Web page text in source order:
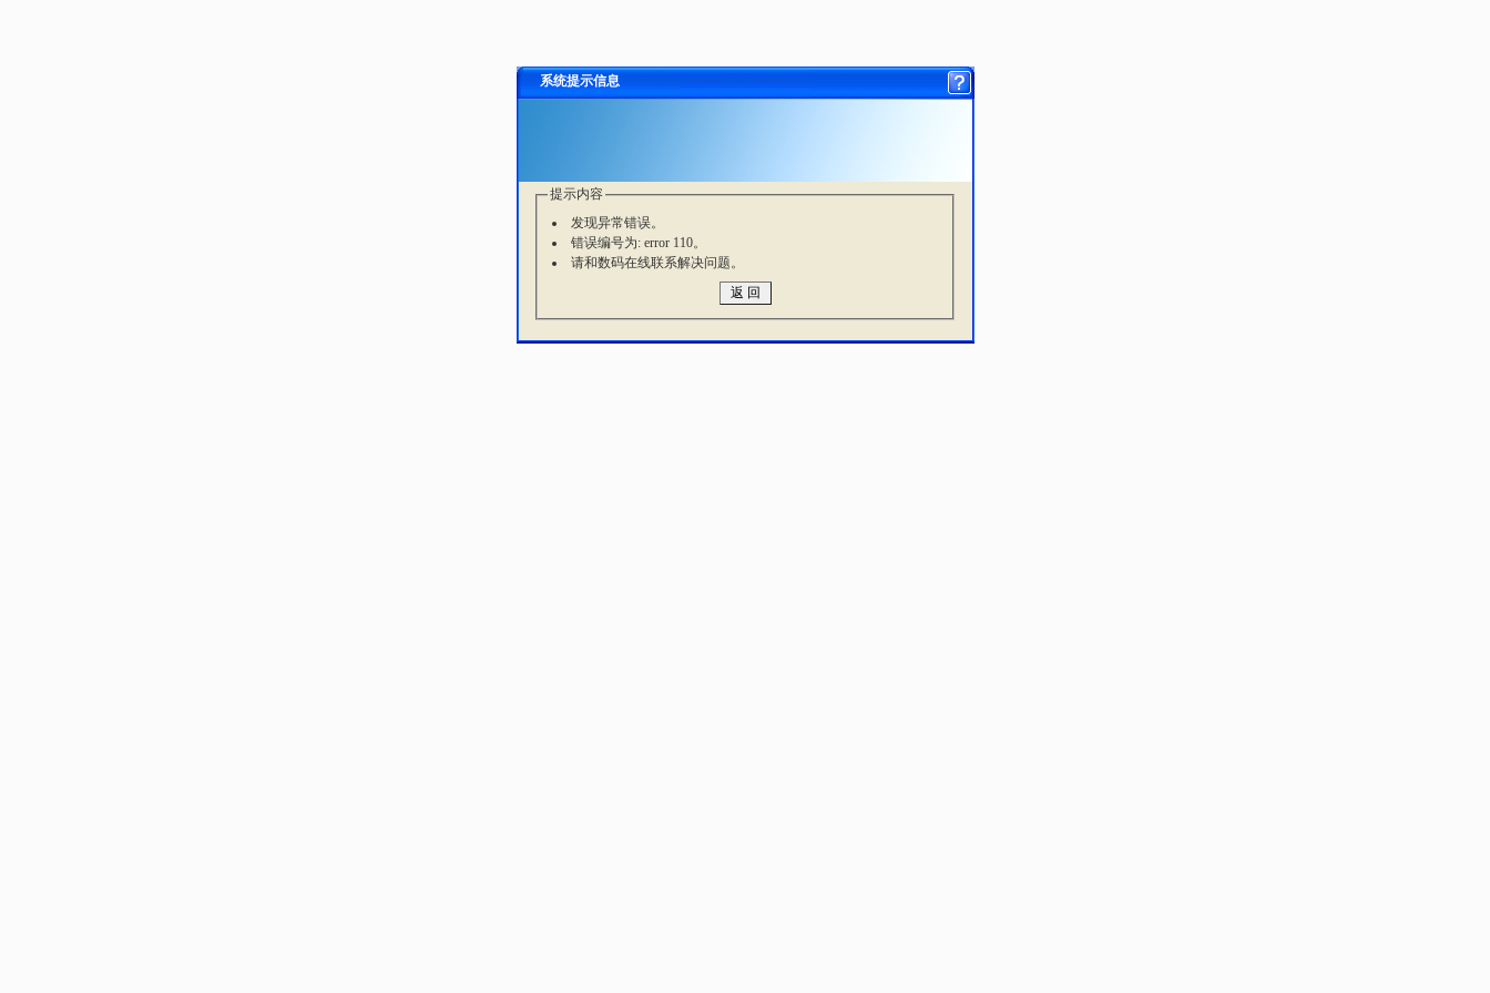
系统提示信息
提示内容
发现异常错误。
错误编号为: error 110。
请和数码在线联系解决问题。